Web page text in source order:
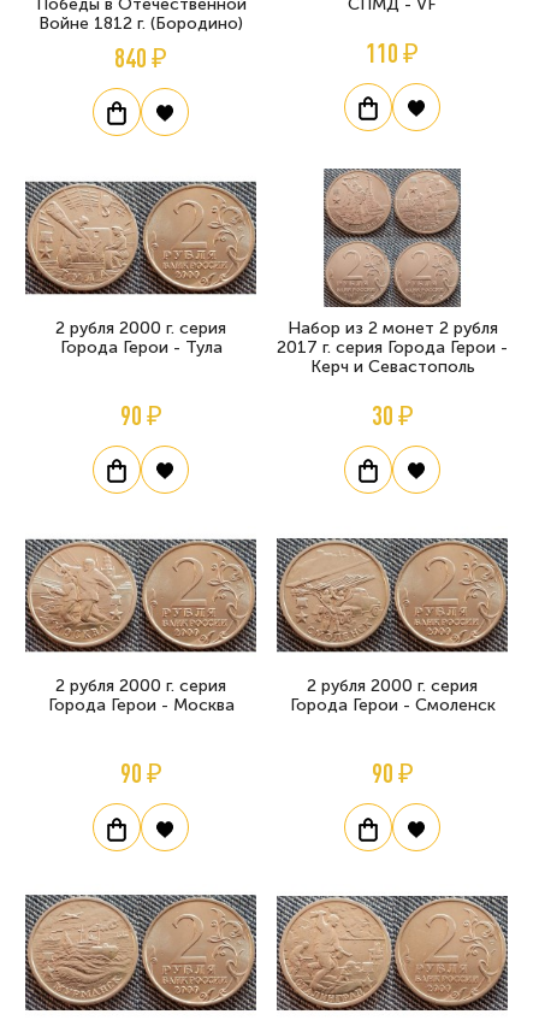
Войне 1812 г. (Бородино)
840 ₽ 110 ₽
2 рубля 2000 г. серия
Города Герои - Тула
90 ₽
Набор из 2 монет 2 рубля
2017 г. серия Города Герои -
Керч и Севастополь
30 ₽
2 рубля 2000 г. серия
Города Герои - Москва
90 ₽
2 рубля 2000 г. серия
Города Герои - Смоленск
90 ₽